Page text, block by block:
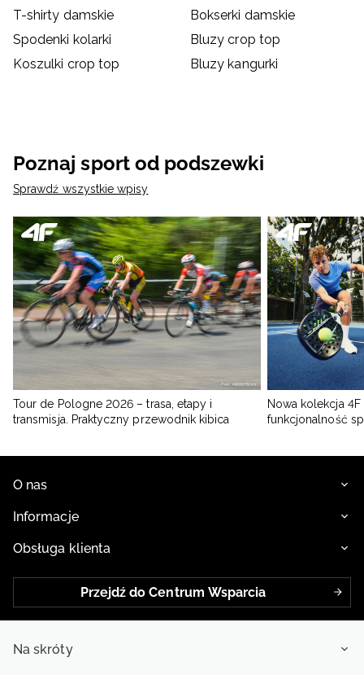
T-shirty damskie
Bokserki damskie
Spodenki kolarki
Bluzy crop top
Koszulki crop top
Bluzy kangurki
Poznaj sport od podszewki
Sprawdź wszystkie wpisy
Tour de Pologne 2026 – trasa, etapy i
transmisja. Praktyczny przewodnik kibica
Nowa kolekcja
funkcjonalność
O nas
Informacje
Obsługa klienta
Przejdź do Centrum Wsparcia
Na skróty